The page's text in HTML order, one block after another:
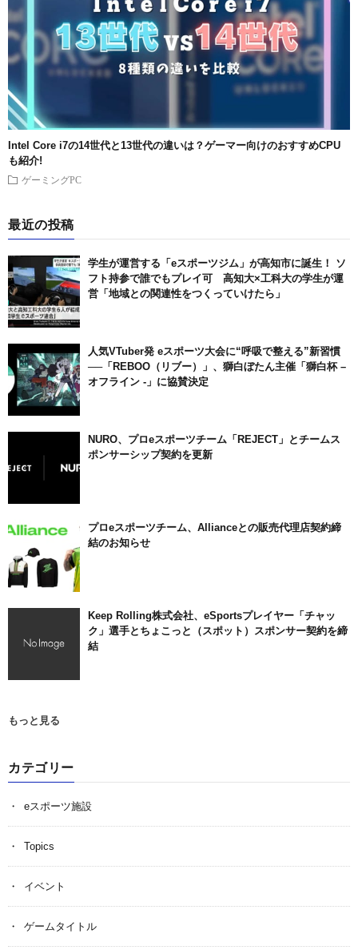
Intel Core i7の14世代と13世代の違いは？ゲーマー向けのおすすめCPU
も紹介!
ゲーミングPC
最近の投稿
学生が運営する「eスポーツジム」が高知市に誕生！ ソ
フト持参で誰でもプレイ可 高知大×工科大の学生が運
営「地域との関連性をつくっていけたら」
人気VTuber発 eスポーツ大会に“呼吸で整える”新習慣
──「REBOO（リブー）」、獅白ぼたん主催「獅白杯 –
オフライン -」に協賛決定
NURO、プロeスポーツチーム「REJECT」とチームス
ポンサーシップ契約を更新
プロeスポーツチーム、Allianceとの販売代理店契約締
結のお知らせ
Keep Rolling株式会社、eSportsプレイヤー「チャッ
ク」選手とちょこっと（スポット）スポンサー契約を締
結
もっと見る
カテゴリー
eスポーツ施設
Topics
イベント
ゲームタイトル